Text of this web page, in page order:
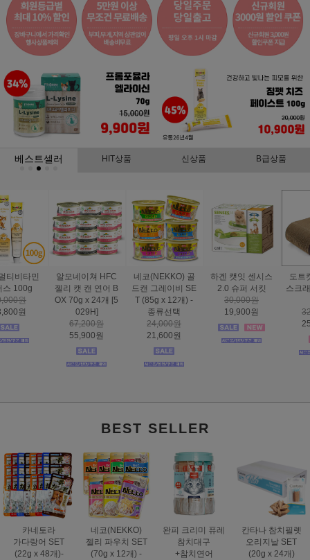
베스트셀러 HIT상품 신상품 B급상품
하겐 캣잇 센시스
2.0 슈퍼 서킷
30,000원
19,900원
도트캣 인피니티
스크래처 83cm 초
대형
25,900원
스마트하트 골드
나인케어 캣 피부&
피모 6kg
60,000원
49,000원
도트캣 스크래처
집콕 TV
16,000원
12,900원
BEST SELLER
카네토라
가다랑어 SET
(22g x 48개)-
네코(NEKKO)
젤리 파우치 SET
(70g x 12개) -
완피 크리미 퓨레
참치대구
+참치연어
칸타나 참치필렛
오리지날 SET
(20g x 24개)